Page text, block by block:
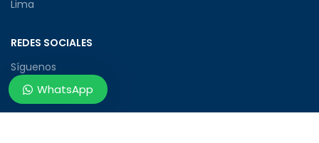
Lima
REDES SOCIALES
Síguenos
WhatsApp